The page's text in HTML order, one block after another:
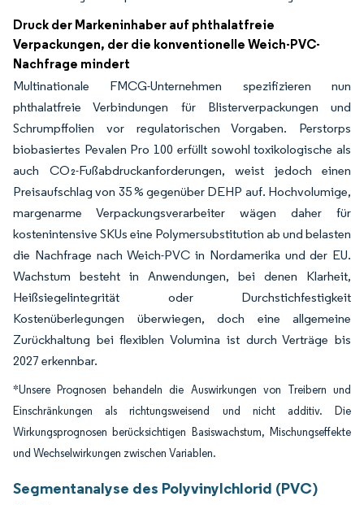
Druck der Markeninhaber auf phthalatfreie
Verpackungen, der die konventionelle Weich-PVC-
Nachfrage mindert
Multinationale FMCG-Unternehmen spezifizieren nun
phthalatfreie Verbindungen für Blisterverpackungen und
Schrumpffolien vor regulatorischen Vorgaben. Perstorps
biobasiertes Pevalen Pro 100 erfüllt sowohl toxikologische als
auch CO₂-Fußabdruckanforderungen, weist jedoch einen
Preisaufschlag von 35 % gegenüber DEHP auf. Hochvolumige,
margenarme Verpackungsverarbeiter wägen daher für
kostenintensive SKUs eine Polymersubstitution ab und belasten
die Nachfrage nach Weich-PVC in Nordamerika und der EU.
Wachstum besteht in Anwendungen, bei denen Klarheit,
Heißsiegelintegrität oder Durchstichfestigkeit
Kostenüberlegungen überwiegen, doch eine allgemeine
Zurückhaltung bei flexiblen Volumina ist durch Verträge bis
2027 erkennbar.
*Unsere Prognosen behandeln die Auswirkungen von Treibern und
Einschränkungen als richtungsweisend und nicht additiv. Die
Wirkungsprognosen berücksichtigen Basiswachstum, Mischungseffekte
und Wechselwirkungen zwischen Variablen.
Segmentanalyse des Polyvinylchlorid (PVC)